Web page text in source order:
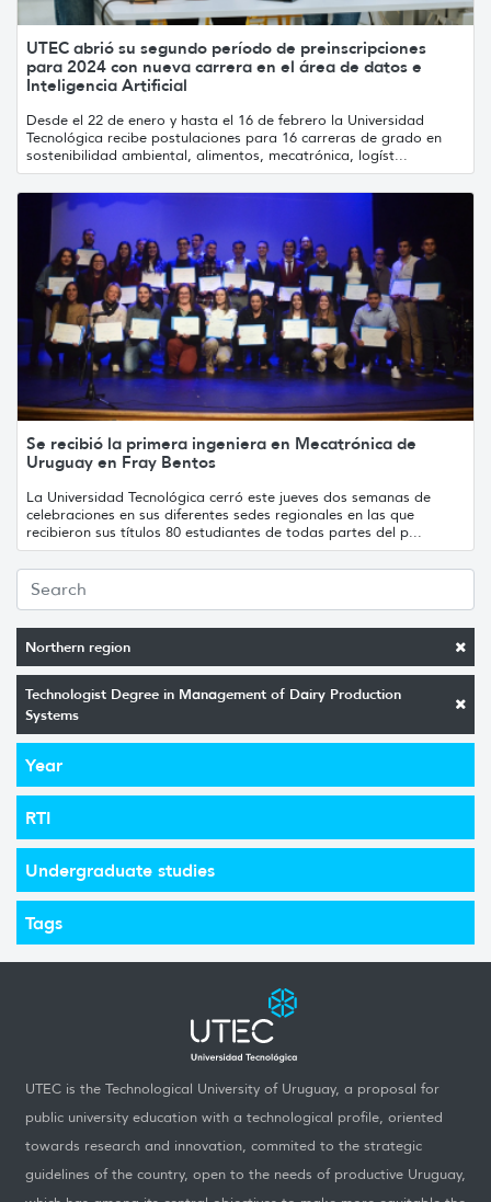
Northern region
Technologist Degree in Management of Dairy Production
Systems
Year
RTI
Undergraduate studies
Tags
UTEC abrió su segundo período de preinscripciones
para 2024 con nueva carrera en el área de datos e
Inteligencia Artificial
Desde el 22 de enero y hasta el 16 de febrero la Universidad
Tecnológica recibe postulaciones para 16 carreras de grado en
sostenibilidad ambiental, alimentos, mecatrónica, logíst...
Se recibió la primera ingeniera en Mecatrónica de
Uruguay en Fray Bentos
La Universidad Tecnológica cerró este jueves dos semanas de
celebraciones en sus diferentes sedes regionales en las que
recibieron sus títulos 80 estudiantes de todas partes del p...
UTEC is the Technological University of Uruguay, a proposal for
public university education with a technological profile, oriented
towards research and innovation, commited to the strategic
guidelines of the country, open to the needs of productive Uruguay,